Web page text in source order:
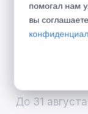
Открой
скидка 10%
покупке
До 31
помогал нам
вы